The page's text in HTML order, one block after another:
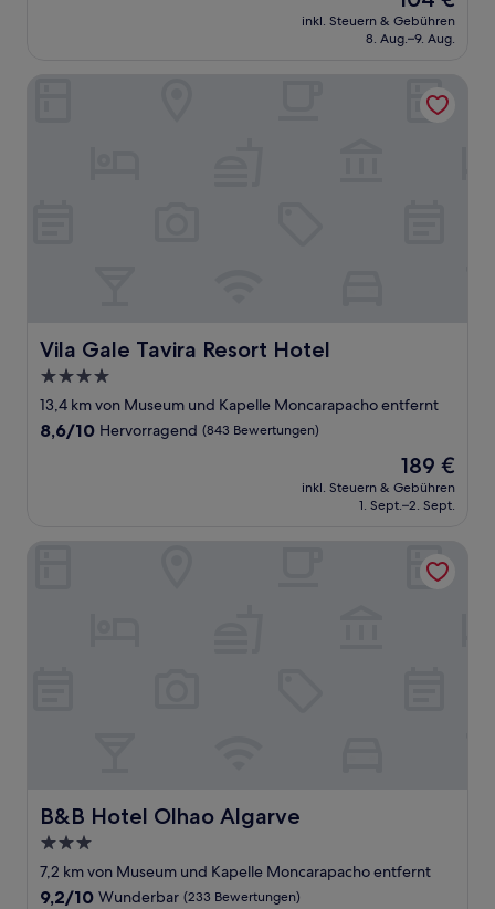
Preis
beträgt
inkl. Steuern & Gebühren
8. Aug.–9. Aug.
Vila Gale Tavira Resort Hotel
Vila Gale Tavira Resort Hotel
4.0-
Sterne-
Unterkunft
13,4 km von Museum und Kapelle Moncarapacho entfernt
8.6
8,6/10 Hervorragend (843 Bewertungen)
Der
Preis
beträgt
189 €
inkl. Steuern & Gebühren
1. Sept.–2. Sept.
B&B Hotel Olhao Algarve
B&B Hotel Olhao Algarve
3.0-
Sterne-
Unterkunft
7,2 km von Museum und Kapelle Moncarapacho entfernt
9.2
9,2/10 Wunderbar (233 Bewertungen)